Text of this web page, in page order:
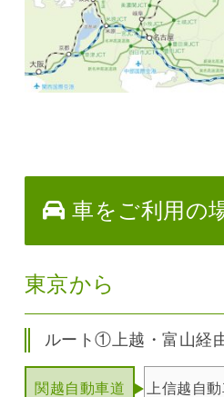
車をご利用の
東京から
ルート①上越・富山経
関越自動車道 上信越自